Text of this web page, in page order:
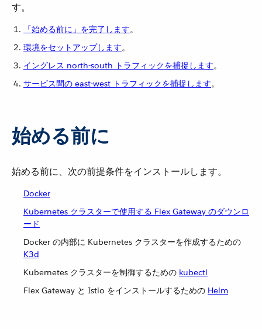
す。
「始める前に」を完了します​。
環境をセットアップします​。
イングレス north-south トラフィックを捕捉します​。
サービス間の east-west トラフィックを捕捉します​。
始める前に
始める前に、次の前提条件をインストールします。
Docker
Kubernetes クラスターで使用する Flex Gateway のダウンロ
ード
Docker の内部に Kubernetes クラスターを作成するための
K3d
Kubernetes クラスターを制御するための kubectl
Flex Gateway と Istio をインストールするための Helm